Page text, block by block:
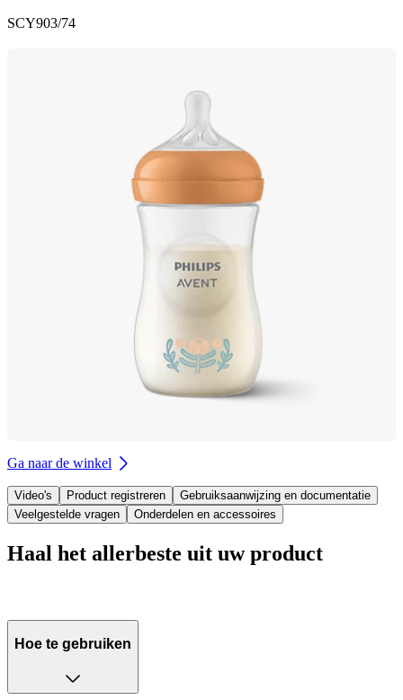
SCY903/74
Ga naar de winkel
Video's Product registreren
Gebruiksaanwijzing en documentatie
Veelgestelde vragen
Onderdelen en accessoires
Haal het allerbeste uit uw product
Hoe te gebruiken